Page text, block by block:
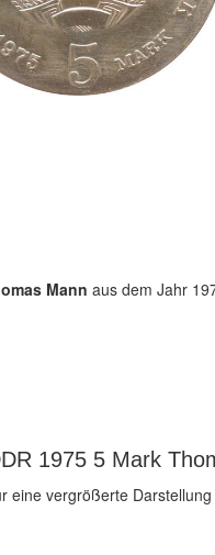
Mann aus dem Jahr
1975 5 Mark
eine vergrößerte